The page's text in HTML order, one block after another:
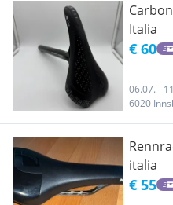
Italia
€ 60
06.07. -
6020
italia
€ 55